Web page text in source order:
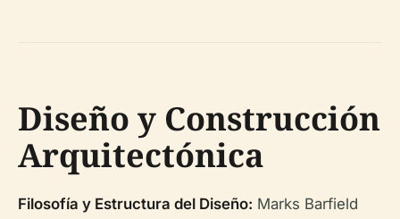
Diseño y Construcción
Arquitectónica
Filosofía y Estructura del Diseño: Marks Barfield